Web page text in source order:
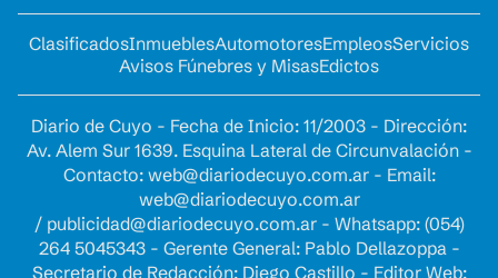
ClasificadosInmueblesAutomotoresEmpleosServicios
Avisos Fúnebres y MisasEdictos
Diario de Cuyo - Fecha de Inicio: 11/2003 - Dirección:
Av. Alem Sur 1639. Esquina Lateral de Circunvalación -
Contacto: web@diariodecuyo.com.ar- Email:
web@diariodecuyo.com.ar
/ publicidad@diariodecuyo.com.ar- Whatsapp: (054)
264 5045343 - Gerente General: Pablo Dellazoppa -
Secretario de Redacción: Diego Castillo - Editor Web: